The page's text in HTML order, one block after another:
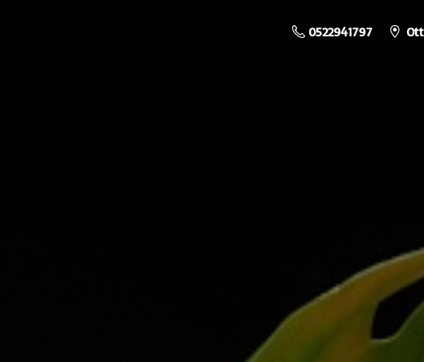
0522941797